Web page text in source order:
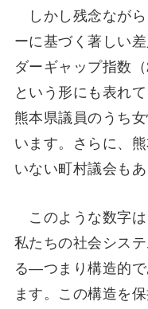
しかし残念なが
ーに基づく著しい
ダーギャップ指数
という形にも表れ
熊本県議員のうち
います。さらに、
いない町村議会もあ
このような数字
私たちの社会シス
る―つまり構造的
ます。この構造を